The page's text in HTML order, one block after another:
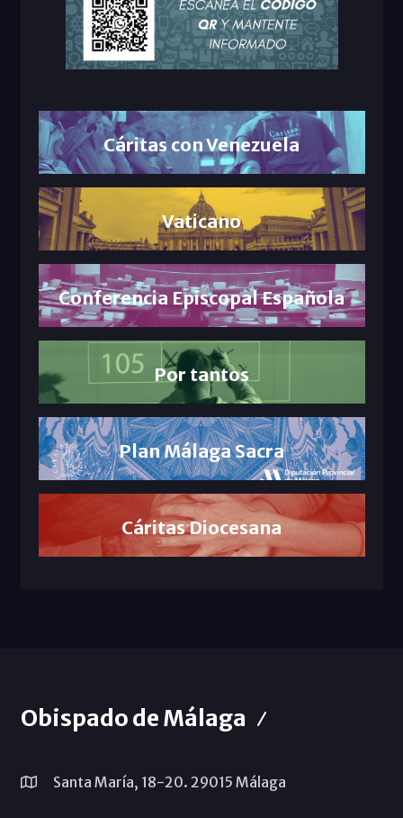
Cáritas con Venezuela
Vaticano
Conferencia Episcopal Española
Por tantos
Plan Málaga Sacra
Cáritas Diocesana
Obispado de Málaga
Santa María, 18-20. 29015 Málaga